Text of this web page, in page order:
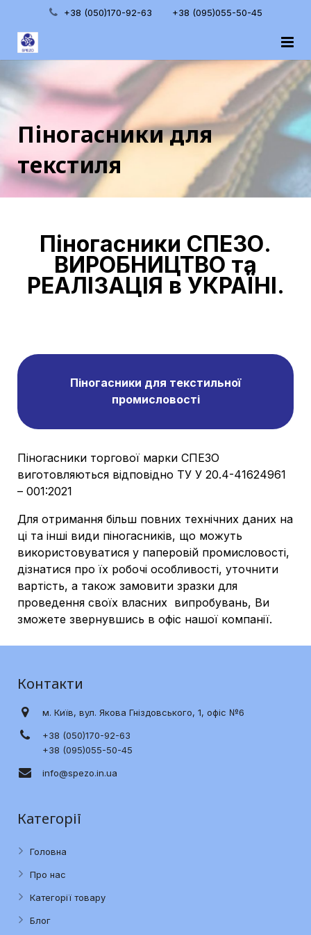
+38 (050)170-92-63 +38 (095)055-50-45
Про нас
Категорії товару
Блог
Піногасники для
текстиля
Піногасники СПЕЗО.
ВИРОБНИЦТВО та
РЕАЛІЗАЦІЯ в УКРАЇНІ.
Піногасники для текстильної
промисловості
Піногасники торгової марки СПЕЗО
виготовляються відповідно ТУ У 20.4-41624961
– 001:2021
Для отримання більш повних технічних даних на
ці та інші види піногасників, що можуть
використовуватися у паперовій промисловості,
дізнатися про їх робочі особливості, уточнити
вартість, а також замовити зразки для
проведення своїх власних випробувань, Ви
зможете звернувшись в офіс нашої компанії.
Контакти
м. Київ, вул. Якова Гніздовського, 1, офіс №6
+38 (050)170-92-63
+38 (095)055-50-45
info@spezo.in.ua
Категорії
Головна
Про нас
Категорії товару
Блог